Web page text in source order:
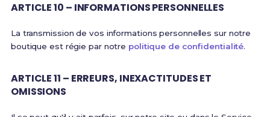
ARTICLE 10 – INFORMATIONS PERSONNELLES
La transmission de vos informations personnelles sur notre
boutique est régie par notre politique de confidentialité.
ARTICLE 11 – ERREURS, INEXACTITUDES ET
OMISSIONS